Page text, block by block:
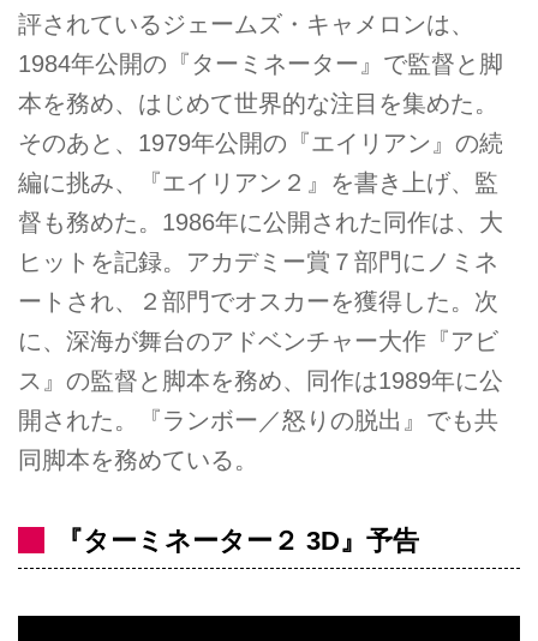
評されているジェームズ・キャメロンは、
1984年公開の『ターミネーター』で監督と脚
本を務め、はじめて世界的な注目を集めた。
そのあと、1979年公開の『エイリアン』の続
編に挑み、『エイリアン２』を書き上げ、監
督も務めた。1986年に公開された同作は、大
ヒットを記録。アカデミー賞７部門にノミネ
ートされ、２部門でオスカーを獲得した。次
に、深海が舞台のアドベンチャー大作『アビ
ス』の監督と脚本を務め、同作は1989年に公
開された。『ランボー／怒りの脱出』でも共
同脚本を務めている。
『ターミネーター２ 3D』予告